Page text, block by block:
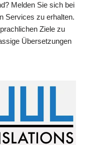
Melden Sie sich bei
Services zu erhalten.
Ziele zu
Übersetzungen